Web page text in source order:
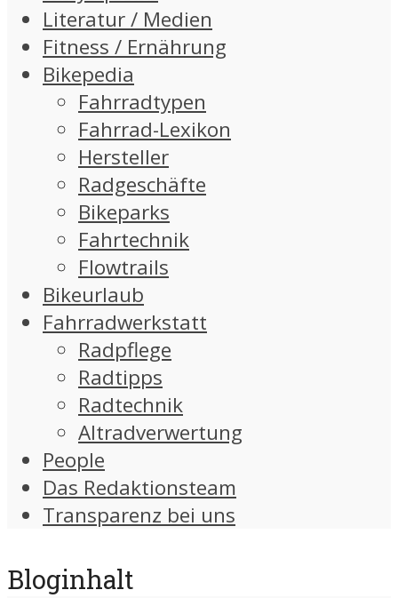
Literatur / Medien
Fitness / Ernährung
Bikepedia
Fahrradtypen
Fahrrad-Lexikon
Hersteller
Radgeschäfte
Bikeparks
Fahrtechnik
Flowtrails
Bikeurlaub
Fahrradwerkstatt
Radpflege
Radtipps
Radtechnik
Altradverwertung
People
Das Redaktionsteam
Transparenz bei uns
Bloginhalt